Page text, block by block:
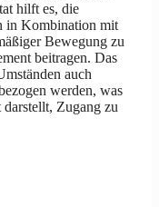
hilft es, die
in Kombination mit
Bewegung zu
beitragen. Das
auch
werden, was
Zugang zu